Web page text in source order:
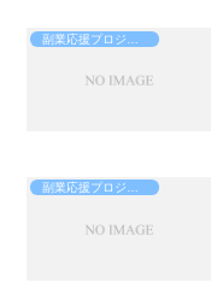
副業応援プロジェクト